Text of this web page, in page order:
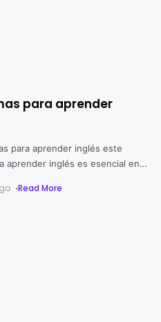
para aprender
para aprender inglés este
aprender inglés es esencial en
Read More